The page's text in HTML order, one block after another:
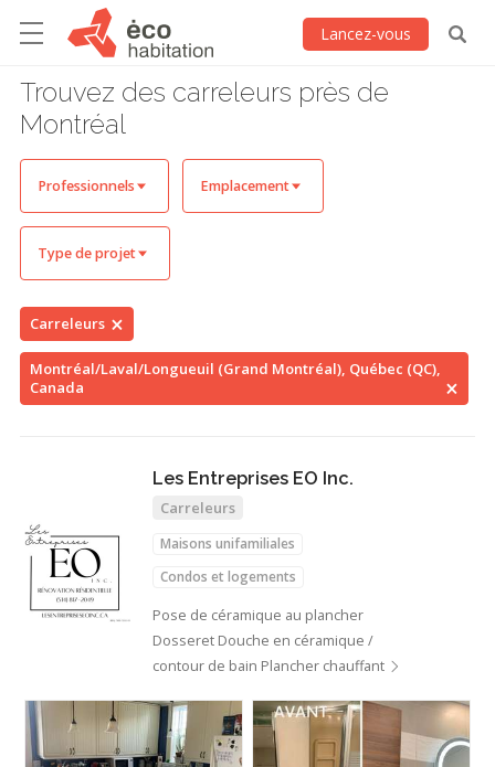
Lancez-vous
Trouvez des carreleurs près de
Montréal
Professionnels Emplacement
Type de projet
Carreleurs
Montréal/Laval/Longueuil (Grand Montréal), Québec (QC),
Canada
Les Entreprises EO Inc.
Carreleurs
Maisons unifamiliales
Condos et logements
Pose de céramique au plancher
Dosseret Douche en céramique /
contour de bain Plancher chauffant